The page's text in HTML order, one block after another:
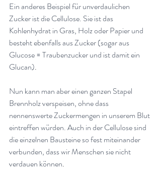
Ein anderes Beispiel für unverdaulichen
Zucker ist die Cellulose. Sie ist das
Kohlenhydrat in Gras, Holz oder Papier und
besteht ebenfalls aus Zucker (sogar aus
Glucose = Traubenzucker und ist damit ein
Glucan).
Nun kann man aber einen ganzen Stapel
Brennholz verspeisen, ohne dass
nennenswerte Zuckermengen in unserem Blut
eintreffen würden. Auch in der Cellulose sind
die einzelnen Bausteine so fest miteinander
verbunden, dass wir Menschen sie nicht
verdauen können.